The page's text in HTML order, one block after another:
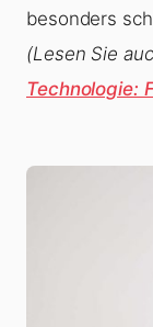
besonders
(Lesen Sie
Technologie: